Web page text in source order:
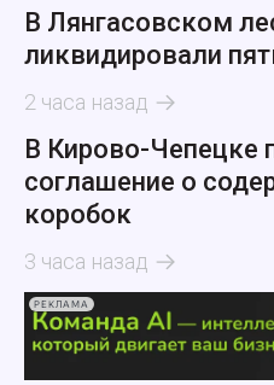
В Лянгасовском
ликвидировали
2 часа назад
В Кирово-Чепецке
соглашение о
коробок
3 часа назад
РЕКЛАМА